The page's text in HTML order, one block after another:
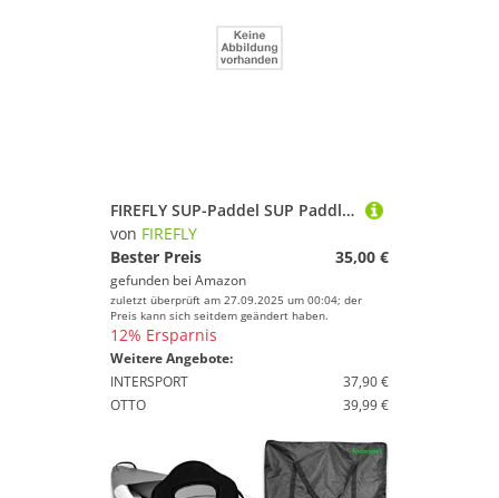
FIREFLY SUP-Paddel SUP Paddle ALU Combi III - -
von FIREFLY
Bester Preis
35,00 €
gefunden bei Amazon
zuletzt überprüft am 27.09.2025 um 00:04; der
Preis kann sich seitdem geändert haben.
12% Ersparnis
Weitere Angebote:
INTERSPORT
37,90 €
OTTO
39,99 €